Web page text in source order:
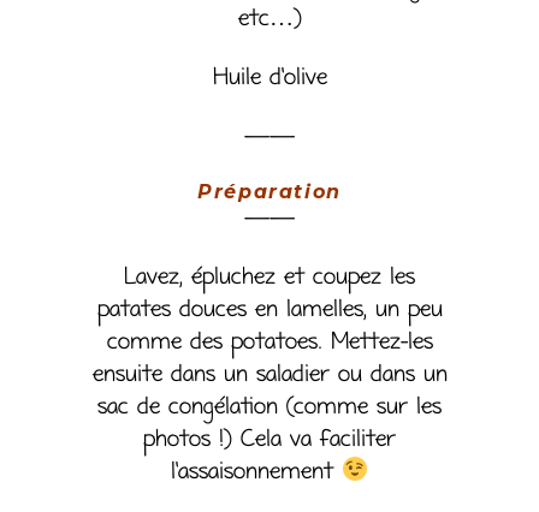
etc…)
Huile d’olive
——
Préparation
——
Lavez, épluchez et coupez les
patates douces en lamelles, un peu
comme des potatoes. Mettez-les
ensuite dans un saladier ou dans un
sac de congélation (comme sur les
photos !) Cela va faciliter
l’assaisonnement